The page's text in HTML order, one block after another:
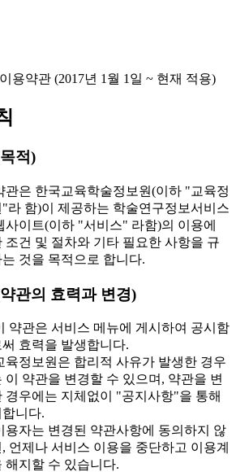
용약관 (2017년 1월 1일 ~ 현재 적용)
적)
관은 한국교육학술정보원(이하 "교육정
"라 함)이 제공하는 학술연구정보서비스
사이트(이하 "서비스" 라함)의 이용에
조건 및 절차와 기타 필요한 사항을 규
는 것을 목적으로 합니다.
관의 효력과 변경)
약관은 서비스 메뉴에 게시하여 공시함
써 효력을 발생합니다.
정보원은 합리적 사유가 발생한 경우
이 약관을 변경할 수 있으며, 약관을 변
경우에는 지체없이 "공지사항"을 통해
니다.
자는 변경된 약관사항에 동의하지 않
, 언제나 서비스 이용을 중단하고 이용계
해지할 수 있습니다.